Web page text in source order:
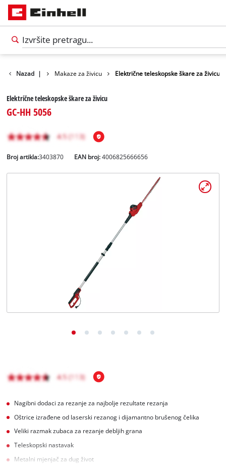
Nazad |
makaze i pile Makaze za živicu Električne teleskopske škare za živicu
Električne teleskopske škare za živicu
GC-HH 5056
Broj artikla:3403870 EAN broj:4006825666656
Nagibni dodaci za rezanje za najbolje rezultate rezanja
Oštrice izrađene od laserski rezanog i dijamantno brušenog čelika
Veliki razmak zubaca za rezanje debljih grana
Teleskopski nastavak
Metalni mjenjač za dug život